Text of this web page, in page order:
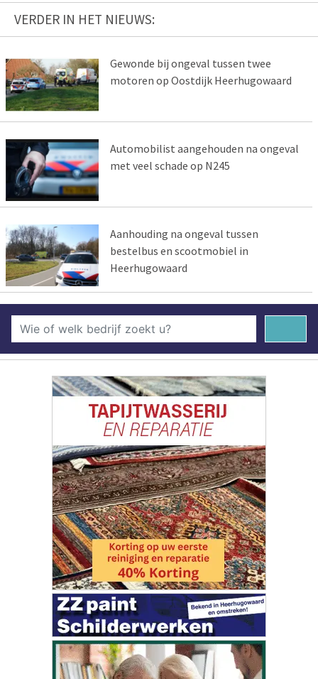
VERDER IN HET NIEUWS:
Gewonde bij ongeval tussen twee
motoren op Oostdijk Heerhugowaard
Automobilist aangehouden na ongeval
met veel schade op N245
Aanhouding na ongeval tussen
bestelbus en scootmobiel in
Heerhugowaard